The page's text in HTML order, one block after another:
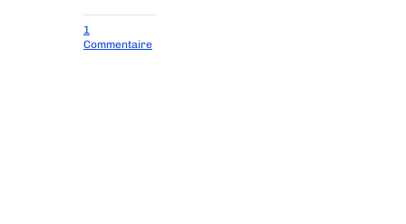
1
Commentaire